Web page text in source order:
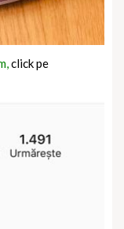
click pe